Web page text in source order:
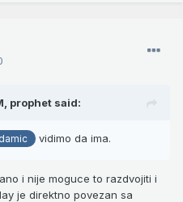
prophet said:
vidimo da ima.
i nije moguce to razdvojiti i
je direktno povezan sa